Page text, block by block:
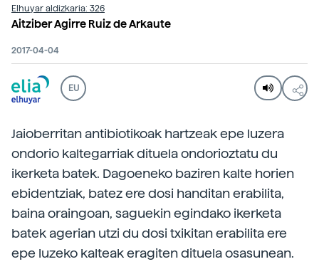
Elhuyar aldizkaria: 326
Aitziber Agirre Ruiz de Arkaute
2017-04-04
EU
Jaioberritan antibiotikoak hartzeak epe luzera
ondorio kaltegarriak dituela ondorioztatu du
ikerketa batek. Dagoeneko baziren kalte horien
ebidentziak, batez ere dosi handitan erabilita,
baina oraingoan, saguekin egindako ikerketa
batek agerian utzi du dosi txikitan erabilita ere
epe luzeko kalteak eragiten dituela osasunean.